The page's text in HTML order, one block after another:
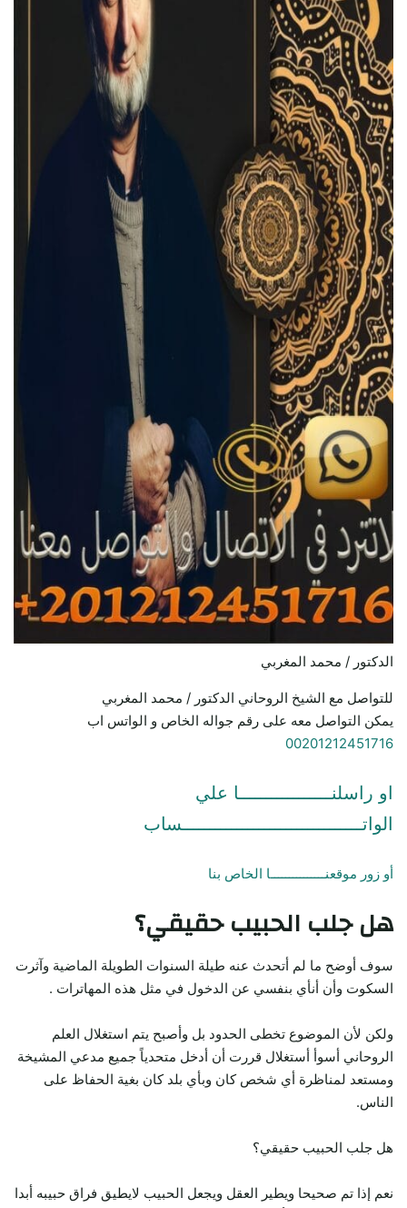
الدكتور / محمد المغربي
للتواصل مع الشيخ الروحاني الدكتور / محمد المغربي
يمكن التواصل معه على رقم جواله الخاص و الواتس اب
00201212451716
او راسلنـــــــــــــــــا علي
الواتـــــــــــــــــــــــــــــــــساب
أو زور موقعنـــــــــــــــا الخاص بنا
هل جلب الحبيب حقيقي؟
سوف أوضح ما لم أتحدث عنه طيلة السنوات الطويلة الماضية وآثرت
السكوت وأن أنأي بنفسي عن الدخول في مثل هذه المهاترات .
ولكن لأن الموضوع تخطى الحدود بل وأصبح يتم استغلال العلم
الروحاني أسوأ أستغلال قررت أن أدخل متحدياً جميع مدعي المشيخة
ومستعد لمناظرة أي شخص كان وبأي بلد كان بغية الحفاظ على
الناس.
هل جلب الحبيب حقيقي؟
نعم إذا تم صحيحا ويطير العقل ويجعل الحبيب لايطيق فراق حبيبه أبدا